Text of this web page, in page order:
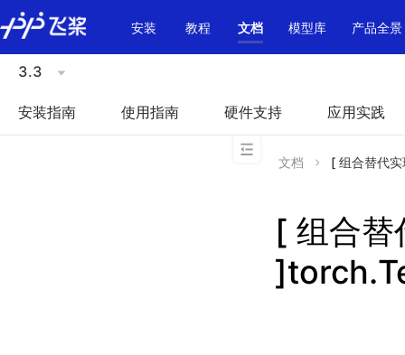
\u200E
安装
教程 文档 模型库 产品全景
3.3
安装指南 使用指南 硬件支持 应用实践
文档 [ 组合替代
[ 组合替